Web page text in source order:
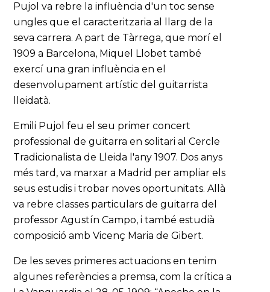
Pujol va rebre la influència d'un toc sense
ungles que el caracteritzaria al llarg de la
seva carrera. A part de Tàrrega, que morí el
1909 a Barcelona, Miquel Llobet també
exercí una gran influència en el
desenvolupament artístic del guitarrista
lleidatà.
Emili Pujol feu el seu primer concert
professional de guitarra en solitari al Cercle
Tradicionalista de Lleida l'any 1907. Dos anys
més tard, va marxar a Madrid per ampliar els
seus estudis i trobar noves oportunitats. Allà
va rebre classes particulars de guitarra del
professor Agustín Campo, i també estudià
composició amb Vicenç Maria de Gibert.
De les seves primeres actuacions en tenim
algunes referències a premsa, com la crítica a